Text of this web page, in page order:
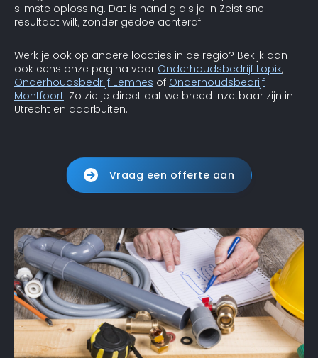
slimste oplossing. Dat is handig als je in Zeist snel
resultaat wilt, zonder gedoe achteraf.
Werk je ook op andere locaties in de regio? Bekijk dan
ook eens onze pagina voor Onderhoudsbedrijf Lopik,
Onderhoudsbedrijf Eemnes of Onderhoudsbedrijf
Montfoort. Zo zie je direct dat we breed inzetbaar zijn in
Utrecht en daarbuiten.
Vraag een offerte aan